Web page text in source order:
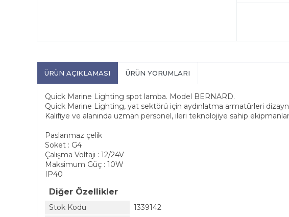
ÜRÜN AÇIKLAMASI ÜRÜN YORUMLARI
Quick Marine Lighting spot lamba. Model BERNARD.
Quick Marine Lighting, yat sektörü için aydınlatma armatürleri
Kalifiye ve alanında uzman personel, ileri teknolojiye sahip
Paslanmaz çelik
Soket : G4
Çalışma Voltajı : 12/24V
Maksimum Güç : 10W
IP40
Diğer Özellikler
Stok Kodu
1339142